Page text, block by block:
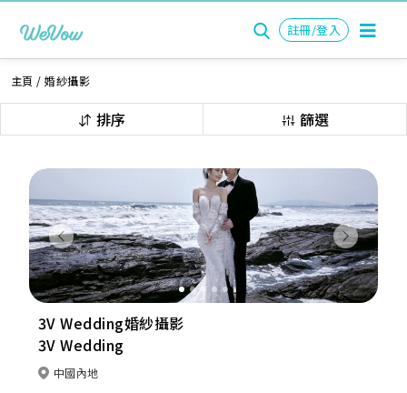
註冊/登入
主頁 /婚紗攝影
排序 篩選
Previous Next
3V Wedding婚紗攝影
3V Wedding
中國內地